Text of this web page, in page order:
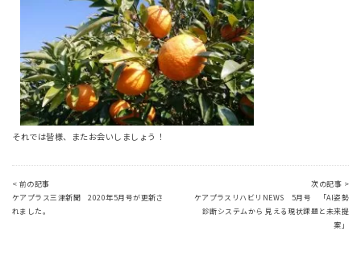
それでは皆様、またお会いしましょう！
< 前の記事
ケアプラス三津新聞 2020年5月号が更新さ
れました。
次の記事 >
ケアプラスリハビリNEWS 5月号 「AI姿勢
診断システムから 見える現状課題と未来提
案」